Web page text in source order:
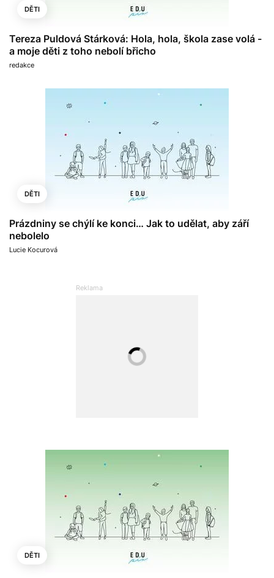
DĚTI
Tereza Puldová Stárková: Hola, hola, škola zase volá -
a moje děti z toho nebolí břicho
redakce
DĚTI
Prázdniny se chýlí ke konci… Jak to udělat, aby září
nebolelo
Lucie Kocurová
DĚTI